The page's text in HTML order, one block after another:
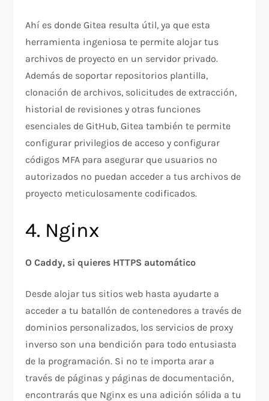
Ahí es donde Gitea resulta útil, ya que esta
herramienta ingeniosa te permite alojar tus
archivos de proyecto en un servidor privado.
Además de soportar repositorios plantilla,
clonación de archivos, solicitudes de extracción,
historial de revisiones y otras funciones
esenciales de GitHub, Gitea también te permite
configurar privilegios de acceso y configurar
códigos MFA para asegurar que usuarios no
autorizados no puedan acceder a tus archivos de
proyecto meticulosamente codificados.
4. Nginx
O Caddy, si quieres HTTPS automático
Desde alojar tus sitios web hasta ayudarte a
acceder a tu batallón de contenedores a través de
dominios personalizados, los servicios de proxy
inverso son una bendición para todo entusiasta
de la programación. Si no te importa arar a
través de páginas y páginas de documentación,
encontrarás que Nginx es una adición sólida a tu